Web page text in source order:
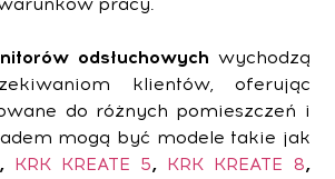
pracy.
odsłuchowych wychodzą
klientów, oferując
do różnych pomieszczeń i
mogą być modele takie jak
, KRK KREATE 5, KRK KREATE 8,